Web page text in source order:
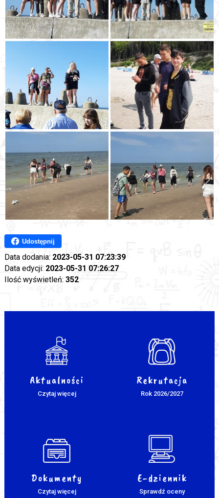
Udostępnij
Data dodania: 2023-05-31 07:23:39
Data edycji: 2023-05-31 07:26:27
Ilość wyświetleń: 352
Aktualności
Czytaj więcej
Rekrutacja
Rok 2026/2027
Dokumenty
Czytaj więcej
E-dziennik
Sprawdź oceny